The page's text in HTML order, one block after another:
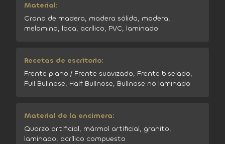
Material:
Grano de madera, madera sólida, madera,
melamina, laca, acrílico, PVC, laminado
Recetas de escritorio:
Frente plano / Frente suavizado, Frente biselado,
Full Bullnose, Half Bullnose, Bullnose no laminado
Material de la encimera:
Quarzo artificial, mármol artificial, granito,
laminado, acrílico compuesto